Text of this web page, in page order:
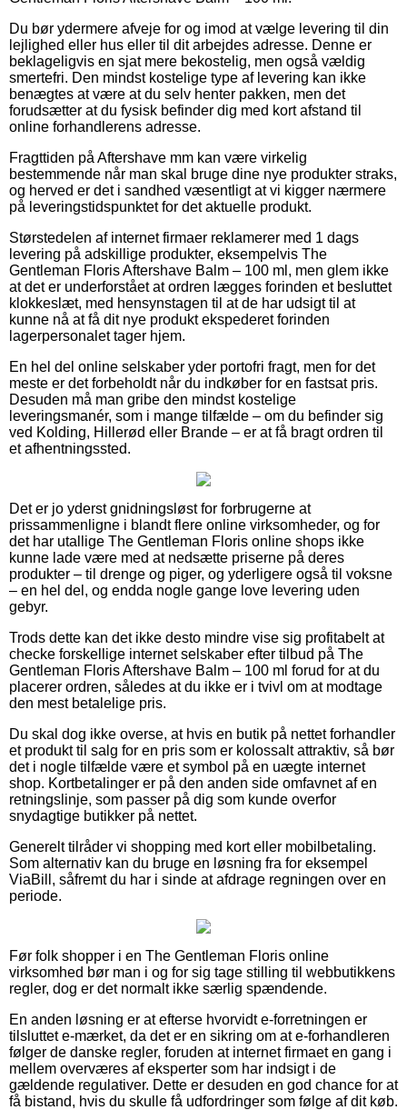
Du bør ydermere afveje for og imod at vælge levering til din
lejlighed eller hus eller til dit arbejdes adresse. Denne er
beklageligvis en sjat mere bekostelig, men også vældig
smertefri. Den mindst kostelige type af levering kan ikke
benægtes at være at du selv henter pakken, men det
forudsætter at du fysisk befinder dig med kort afstand til
online forhandlerens adresse.
Fragttiden på Aftershave mm kan være virkelig
bestemmende når man skal bruge dine nye produkter straks,
og herved er det i sandhed væsentligt at vi kigger nærmere
på leveringstidspunktet for det aktuelle produkt.
Størstedelen af internet firmaer reklamerer med 1 dags
levering på adskillige produkter, eksempelvis The
Gentleman Floris Aftershave Balm – 100 ml, men glem ikke
at det er underforstået at ordren lægges forinden et besluttet
klokkeslæt, med hensynstagen til at de har udsigt til at
kunne nå at få dit nye produkt ekspederet forinden
lagerpersonalet tager hjem.
En hel del online selskaber yder portofri fragt, men for det
meste er det forbeholdt når du indkøber for en fastsat pris.
Desuden må man gribe den mindst kostelige
leveringsmanér, som i mange tilfælde – om du befinder sig
ved Kolding, Hillerød eller Brande – er at få bragt ordren til
et afhentningssted.
Det er jo yderst gnidningsløst for forbrugerne at
prissammenligne i blandt flere online virksomheder, og for
det har utallige The Gentleman Floris online shops ikke
kunne lade være med at nedsætte priserne på deres
produkter – til drenge og piger, og yderligere også til voksne
– en hel del, og endda nogle gange love levering uden
gebyr.
Trods dette kan det ikke desto mindre vise sig profitabelt at
checke forskellige internet selskaber efter tilbud på The
Gentleman Floris Aftershave Balm – 100 ml forud for at du
placerer ordren, således at du ikke er i tvivl om at modtage
den mest betalelige pris.
Du skal dog ikke overse, at hvis en butik på nettet forhandler
et produkt til salg for en pris som er kolossalt attraktiv, så bør
det i nogle tilfælde være et symbol på en uægte internet
shop. Kortbetalinger er på den anden side omfavnet af en
retningslinje, som passer på dig som kunde overfor
snydagtige butikker på nettet.
Generelt tilråder vi shopping med kort eller mobilbetaling.
Som alternativ kan du bruge en løsning fra for eksempel
ViaBill, såfremt du har i sinde at afdrage regningen over en
periode.
Før folk shopper i en The Gentleman Floris online
virksomhed bør man i og for sig tage stilling til webbutikkens
regler, dog er det normalt ikke særlig spændende.
En anden løsning er at efterse hvorvidt e-forretningen er
tilsluttet e-mærket, da det er en sikring om at e-forhandleren
følger de danske regler, foruden at internet firmaet en gang i
mellem overværes af eksperter som har indsigt i de
gældende regulativer. Dette er desuden en god chance for at
få bistand, hvis du skulle få udfordringer som følge af dit køb.